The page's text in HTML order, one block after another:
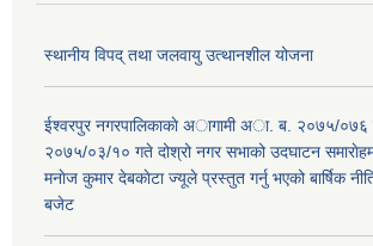
स्थानीय विपद् तथा जलवायु उत्थानशील योजना
ईश्वरपुर नगरपालिकाकाे अागामी अा. ब. २०७५/०७६
२०७५/०३/१० गते दोश्रो नगर सभाको उदघाटन
मनाेज कुमार देबकाेटा ज्यूले प्रस्तुत गर्नु भएको बार्षिक
बजेट